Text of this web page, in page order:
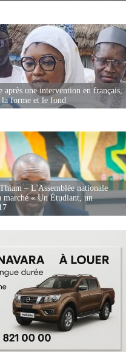
une intervention en français,
la forme et le fond
– L'Assemblée nationale
marché « Un Étudiant, un